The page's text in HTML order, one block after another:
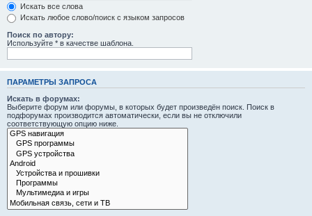
Искать все слова
Искать любое слово/поиск с языком запросов
Поиск по автору:
Используйте * в качестве шаблона.
ПАРАМЕТРЫ ЗАПРОСА
Искать в форумах:
Выберите форум или форумы, в которых будет произведён поиск. Поиск в
подфорумах производится автоматически, если вы не отключили
соответствующую опцию ниже.